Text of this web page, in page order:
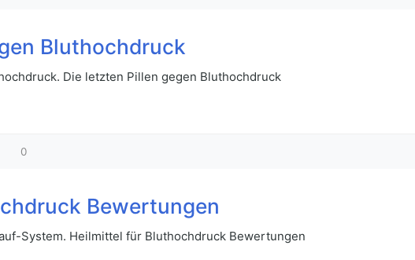
Bluthochdruck
Die letzten Pillen gegen Bluthochdruck
0
Bewertungen
System. Heilmittel für Bluthochdruck Bewertungen